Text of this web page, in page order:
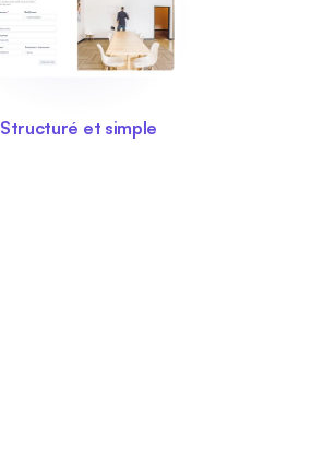
Structuré et simple